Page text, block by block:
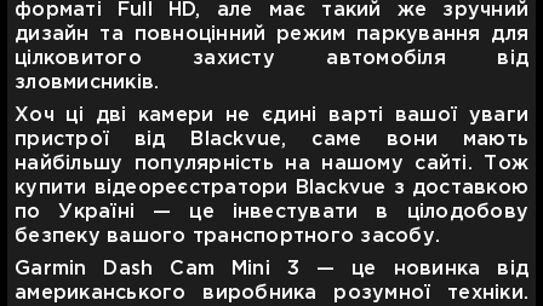
форматі Full HD, але має такий же зручний
дизайн та повноцінний режим паркування для
цілковитого захисту автомобіля від
зловмисників.
Хоч ці дві камери не єдині варті вашої уваги
пристрої від Blackvue, саме вони мають
найбільшу популярність на нашому сайті. Тож
купити відеореєстратори Blackvue з доставкою
по Україні — це інвестувати в цілодобову
безпеку вашого транспортного засобу.
Garmin Dash Cam Mini 3 — це новинка від
американського виробника розумної техніки.